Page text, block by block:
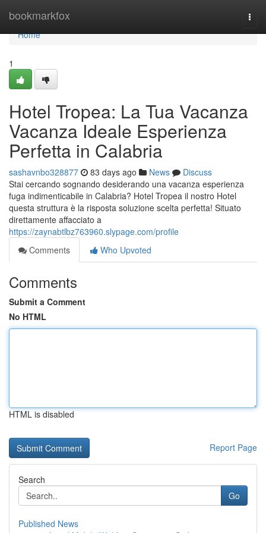
bookmarkfox
Home
Home
1
Hotel Tropea: La Tua Vacanza
Vacanza Ideale Esperienza
Perfetta in Calabria
sashavnbo328877 83 days ago News
Discuss
Stai cercando sognando desiderando una vacanza esperienza
fuga indimenticabile in Calabria? Hotel Tropea il nostro Hotel
questa struttura è la risposta soluzione scelta perfetta! Situato
direttamente affacciato a
https://zaynabtlbz763960.slypage.com/profile
Comments
Who Upvoted
Comments
Submit a Comment
No HTML
HTML is disabled
Report Page
Search
Go
Published News